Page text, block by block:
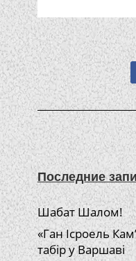
Последние
Шабат Шалом!
«Ган Ісроель
табір у Варшаві